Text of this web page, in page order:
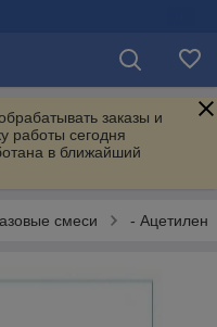
заказы и
работы сегодня
в ближайший
смеси - Ацетилен